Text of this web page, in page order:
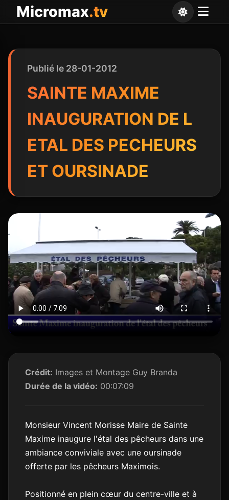
Micromax.tv
Publié le 28-01-2012
SAINTE MAXIME
INAUGURATION DE L
ETAL DES PECHEURS
ET OURSINADE
Crédit: Images et Montage Guy Branda
Durée de la vidéo: 00:07:09
Monsieur Vincent Morisse Maire de Sainte
Maxime inaugure l'étal des pêcheurs dans une
ambiance conviviale avec une oursinade
offerte par les pêcheurs Maximois.
Positionné en plein cœur du centre-ville et à
Panneau de gestion des cookies